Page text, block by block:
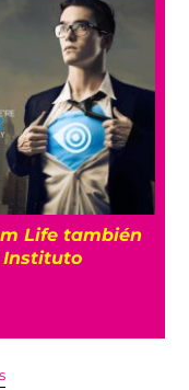
Life también
Instituto